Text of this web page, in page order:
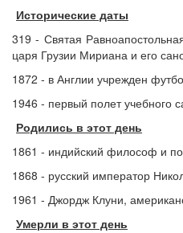
Исторические даты
319 - Святая
царя Грузии Мириана и его
1872 - в Англии учрежден
1946 - первый полет учебного
Родились в этот день
1861 - индийский философ и
1868 - русский император
1961 - Джордж Клуни,
Умерли в этот день